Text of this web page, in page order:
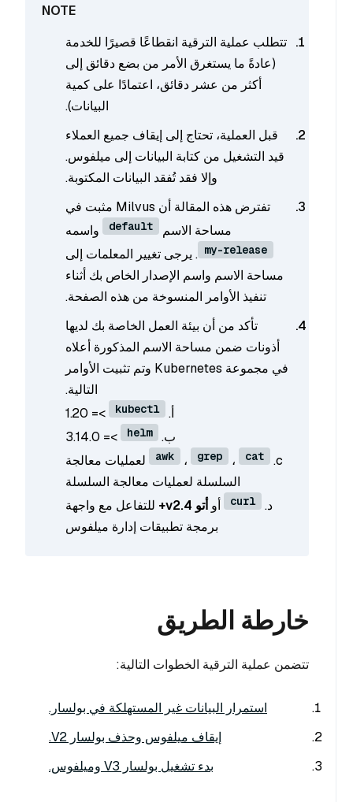
تتطلب عملية الترقية انقطاعًا قصيرًا للخدمة
(عادةً ما يستغرق الأمر من بضع دقائق إلى
أكثر من عشر دقائق، اعتمادًا على كمية
البيانات).
قبل العملية، تحتاج إلى إيقاف جميع العملاء
قيد التشغيل من كتابة البيانات إلى ميلفوس.
وإلا فقد تُفقد البيانات المكتوبة.
تفترض هذه المقالة أن Milvus مثبت في
مساحة الاسم
default واسمه
my-release . يرجى تغيير المعلمات إلى
مساحة الاسم واسم الإصدار الخاص بك أثناء
تنفيذ الأوامر المنسوخة من هذه الصفحة.
تأكد من أن بيئة العمل الخاصة بك لديها
أذونات ضمن مساحة الاسم المذكورة أعلاه
في مجموعة Kubernetes وتم تثبيت الأوامر
التالية.
أ.
kubectl
>= 1.20
ب.
helm
>= 3.14.0
c.
cat ، grep ، awk
لعمليات معالجة
السلسلة لعمليات معالجة السلسلة
د.
curl أوأتو v2.4+
للتفاعل مع واجهة
برمجة تطبيقات إدارة ميلفوس
خارطة الطريق
تتضمن عملية الترقية الخطوات التالية:
استمرار البيانات غير المستهلكة في بولسار.
إيقاف ميلفوس وحذف بولسار V2.
بدء تشغيل بولسار V3 وميلفوس.